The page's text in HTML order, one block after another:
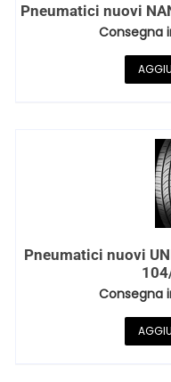
Pneumatici nuovi
Consegna
Pneumatici nuovi
Consegna